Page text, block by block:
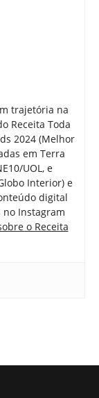
trajetória na
Receita Toda
2024 (Melhor
em Terra
UOL, e
Interior) e
digital
no Instagram
o Receita